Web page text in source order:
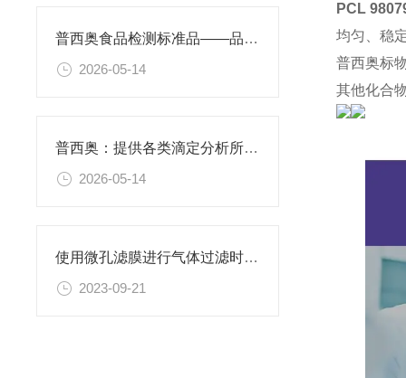
普西奥食品检测标准品——品类丰富，支持定制
2026-05-14
普西奥：提供各类滴定分析所需的全系列滴定液
2026-05-14
使用微孔滤膜进行气体过滤时，有哪些注意事项和常见问题需要关注？
2023-09-21
PCL
均匀、稳
普西奥标
其他化合